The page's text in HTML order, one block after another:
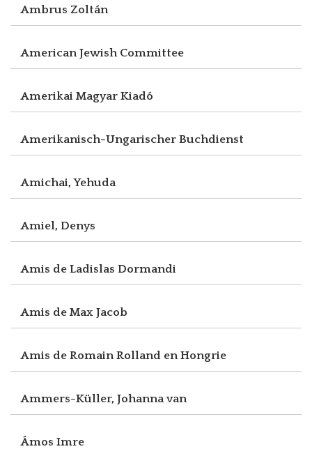
Ambrus Zoltán
American Jewish Committee
Amerikai Magyar Kiadó
Amerikanisch-Ungarischer Buchdienst
Amichai, Yehuda
Amiel, Denys
Amis de Ladislas Dormandi
Amis de Max Jacob
Amis de Romain Rolland en Hongrie
Ammers-Küller, Johanna van
Ámos Imre